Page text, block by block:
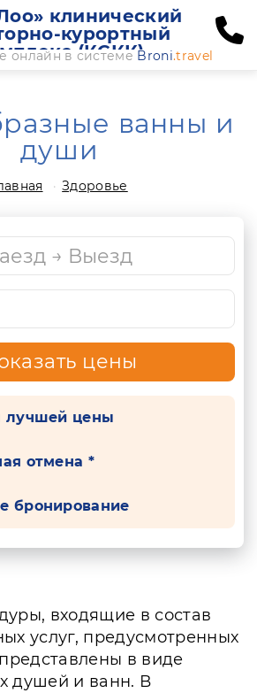
клинический
курортный
(КСКК)
онлайн в системе Broni.travel
ванны и
души
Здоровье
цены
лучшей цены
отмена *
бронирование
входящие в состав
услуг, предусмотренных
в виде
душей и ванн. В